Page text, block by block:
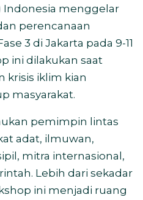
Indonesia menggelar
perencanaan
3 di Jakarta pada 9-11
ini dilakukan saat
krisis iklim kian
masyarakat.
pemimpin lintas
adat, ilmuwan,
mitra internasional,
Lebih dari sekadar
ini menjadi ruang